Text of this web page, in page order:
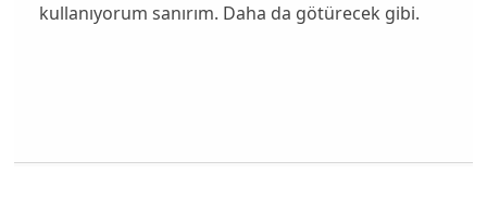
kullanıyorum sanırım. Daha da götürecek gibi.